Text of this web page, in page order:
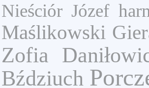
Nieściór Józef
Maślikowski
Zofia
Bździuch